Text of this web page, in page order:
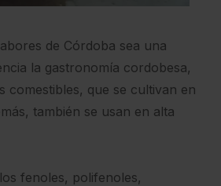
de Córdoba sea una
la gastronomía cordobesa,
comestibles, que se cultivan en
también se usan en alta
fenoles, polifenoles,